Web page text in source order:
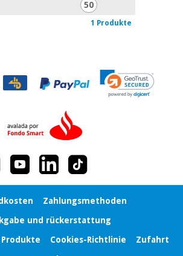
50
1 Produkte
Zahlungsmethoden
und rückerstattung
Cookies-Richtlinie
Zufahrt